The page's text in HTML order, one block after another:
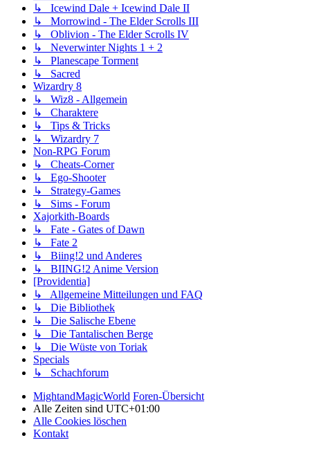
↳ Icewind Dale + Icewind Dale II
↳ Morrowind - The Elder Scrolls III
↳ Oblivion - The Elder Scrolls IV
↳ Neverwinter Nights 1 + 2
↳ Planescape Torment
↳ Sacred
Wizardry 8
↳ Wiz8 - Allgemein
↳ Charaktere
↳ Tips & Tricks
↳ Wizardry 7
Non-RPG Forum
↳ Cheats-Corner
↳ Ego-Shooter
↳ Strategy-Games
↳ Sims - Forum
Xajorkith-Boards
↳ Fate - Gates of Dawn
↳ Fate 2
↳ Biing!2 und Anderes
↳ BIING!2 Anime Version
[Providentia]
↳ Allgemeine Mitteilungen und FAQ
↳ Die Bibliothek
↳ Die Salische Ebene
↳ Die Tantalischen Berge
↳ Die Wüste von Toriak
Specials
↳ Schachforum
MightandMagicWorld Foren-Übersicht
Alle Zeiten sind UTC+01:00
Alle Cookies löschen
Kontakt